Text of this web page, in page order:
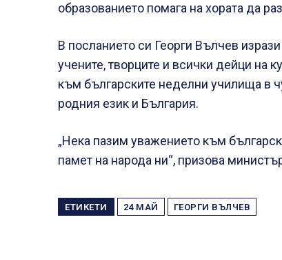
образованието помага на хората да
В посланието си Георги Вълчев
учените, творците и всички дейци на
към българските неделни училища в
родния език и България.
„Нека пазим уважението към
памет на народа ни“, призова
ЕТИКЕТИ 24 МАЙ ГЕОРГИ ВЪЛЧЕВ